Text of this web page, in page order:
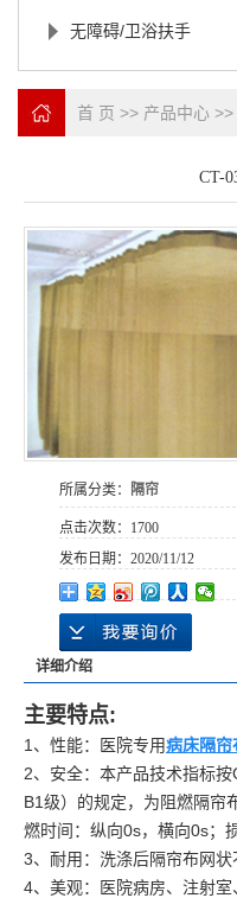
无障碍/卫浴扶手
首 页 >> 产品中心 >>
CT-
所属分类： 隔帘
点击次数： 1700
发布日期： 2020/11/12
详细介绍
主要特点:
1、性能：医院专用病床隔帘
2、安全：本产品技术指标
B1级）的规定，为阻燃隔帘
燃时间：纵向0s，横向0s；
3、耐用： 洗涤后隔帘布网状
4、美观：医院病房、注射